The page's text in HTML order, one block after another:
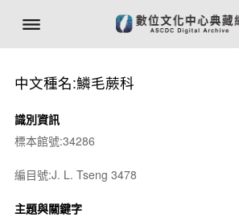
中文種名:鱗毛蕨科
識別資訊
標本館號:34286
編目號:J. L. Tseng 3478
主題與關鍵字